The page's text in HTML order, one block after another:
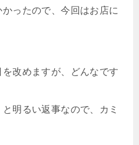
ったので、今回はお店に
を改めますが、どんなです
明るい返事なので、カミ